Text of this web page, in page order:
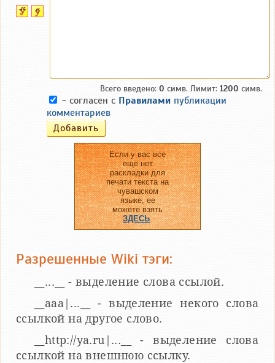
Всего введено: 0 симв. Лимит: 1200 симв.
- согласен с Правилами публикации
комментариев
Если у вас все
еще нет
раскладки для
печати текста на
чувашском
языке, ее
можете взять
ЗДЕСЬ.
Разрешенные Wiki тэги:
__...__ - выделение слова ссылой.
__aaa|...__ - выделение некого слова
ссылкой на другое слово.
__http://ya.ru|...__ - выделение слова
ссылкой на внешнюю ссылку.